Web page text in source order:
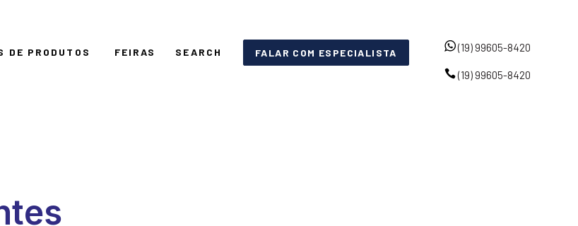
DE PRODUTOS FEIRAS SEARCH FALAR COM ESPECIALISTA (19) 99605-8420
(19) 99605-8420